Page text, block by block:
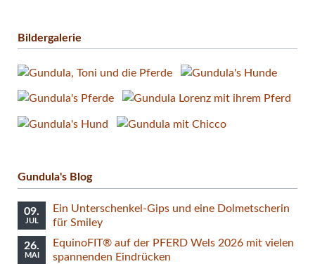
Bildergalerie
Gundula's Blog
09.
JUL
Ein Unterschenkel-Gips und eine Dolmetscherin
für Smiley
26.
MAI
EquinoFIT® auf der PFERD Wels 2026 mit vielen
spannenden Eindrücken